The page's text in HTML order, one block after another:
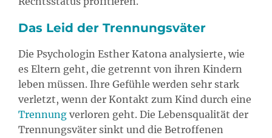
Das Leid der Trennungsväter
Die Psychologin Esther Katona analysierte, wie
es Eltern geht, die getrennt von ihren Kindern
leben müssen. Ihre Gefühle werden sehr stark
verletzt, wenn der Kontakt zum Kind durch eine
Trennung verloren geht. Die Lebensqualität der
Trennungsväter sinkt und die Betroffenen